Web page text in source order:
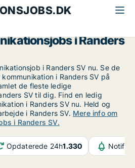
i Randers
i Randers SV nu. Se de
i Randers SV på
de fleste ledige
SV til dig. Find en ledig
i Randers SV nu. Held og
i Randers SV. Mere info om
i Randers SV.
Opdaterede 24h1.330